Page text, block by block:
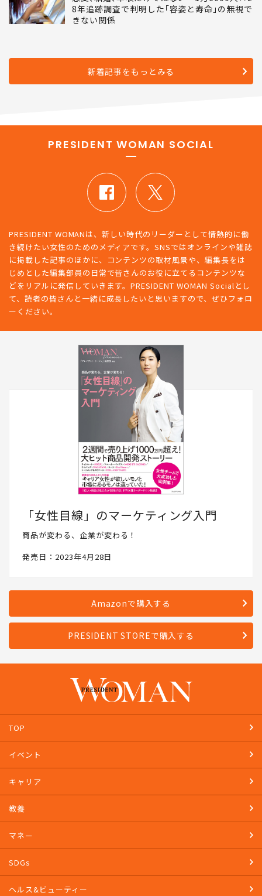
8年追跡調査で判明した｢容姿と寿命｣の無視で
きない関係
新着記事をもっとみる
PRESIDENT WOMAN SOCIAL
PRESIDENT WOMANは、新しい時代のリーダーとして情熱的に働
き続けたい女性のためのメディアです。SNSではオンラインや雑誌
に掲載した記事のほかに、コンテンツの取材風景や、編集長をは
じめとした編集部員の日常で皆さんのお役に立てるコンテンツな
どをリアルに発信していきます。PRESIDENT WOMAN Socialとし
て、読者の皆さんと一緒に成長したいと思いますので、ぜひフォロ
ーください。
「女性目線」のマーケティング入門
商品が変わる、企業が変わる！
発売日：2023年4月28日
Amazonで購入する
PRESIDENT STOREで購入する
TOP
イベント
キャリア
教養
マネー
SDGs
ヘルス&ビューティー